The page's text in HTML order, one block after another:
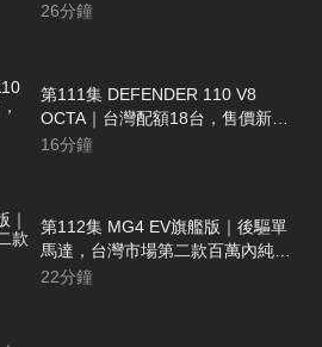
26分鐘
第111集 DEFENDER 110 V8
OCTA｜台灣配額18台，售價新台
幣788萬起！
16分鐘
第112集 MG4 EV旗艦版｜後驅單
馬達，台灣市場第二款百萬內純電
車！
22分鐘